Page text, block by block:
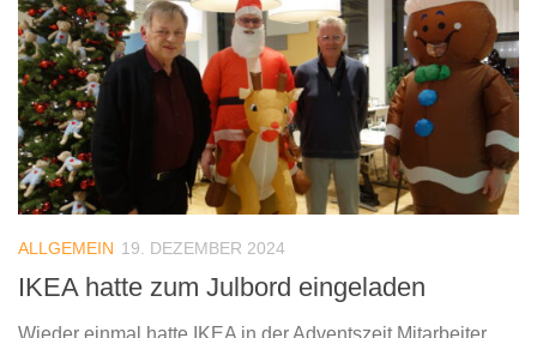
ALLGEMEIN 19. DEZEMBER 2024
IKEA hatte zum Julbord eingeladen
Wieder einmal hatte IKEA in der Adventszeit Mitarbeiter